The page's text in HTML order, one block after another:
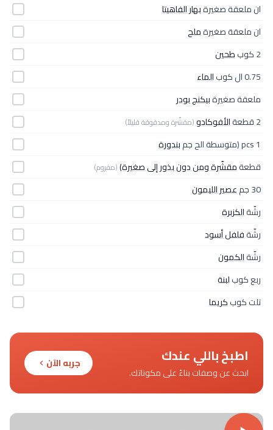
ان ملعقة صغيرةبهار الفاهيتا
ان ملعقة صغيرةملح
2 كوب
طحين
0.75 ال كوب
الماء
ملعقة صغيرةبيكنج بودر
2 قطعة
الأفوكادو(مقشّرة ومدقوقة قليلاً)
1 pcs (متوسطة الح جم
بندورة
قطعةمقشّرة ومن دون بذور إلى صغيرة)(مفروم)
30 جم
عصير الليمون
رشّةالكزبرة
رشّةفلفل أسود
رشّةالكمون
ربع كوبلبنة
تلت كوبكريما
اطبخ باللي عندك
ابحث عن وصفات بناءً على مكوناتك.
جربه الآن